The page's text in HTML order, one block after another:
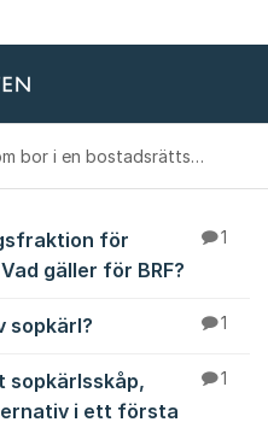
Hemsortering - för dig som bor i en bostadsrättsförening
- för
för
gäller för BRF?
1
sopkärl? 1
i ett första
1